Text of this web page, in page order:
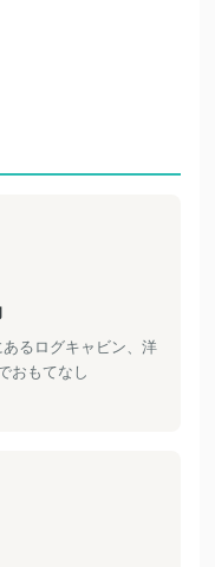
るログキャビン、洋
おもてなし